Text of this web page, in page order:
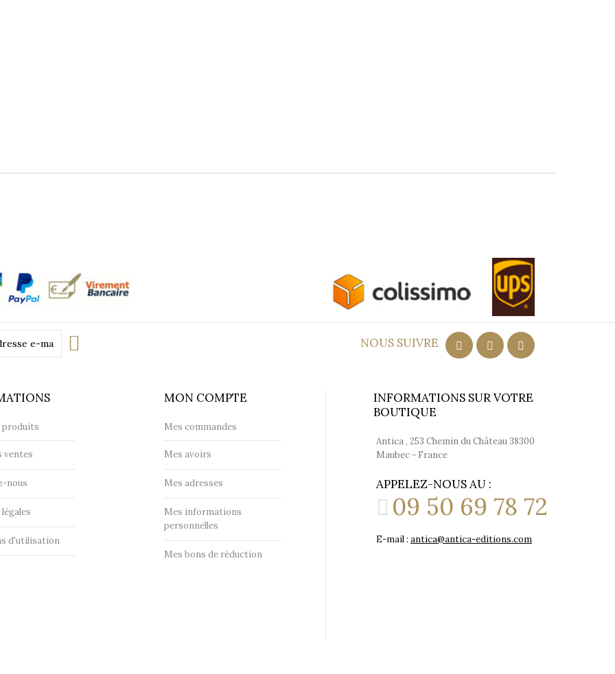
NOUS SUIVRE
produits
ventes
nous
d'utilisation
MON COMPTE
Mes commandes
Mes avoirs
Mes adresses
Mes informations
personnelles
Mes bons de réduction
INFORMATIONS SUR VOTRE
BOUTIQUE
Antica , 253 Chemin du Château 38300
Maubec - France
APPELEZ-NOUS AU :
09 50 69 78 72
E-mail : antica@antica-editions.com